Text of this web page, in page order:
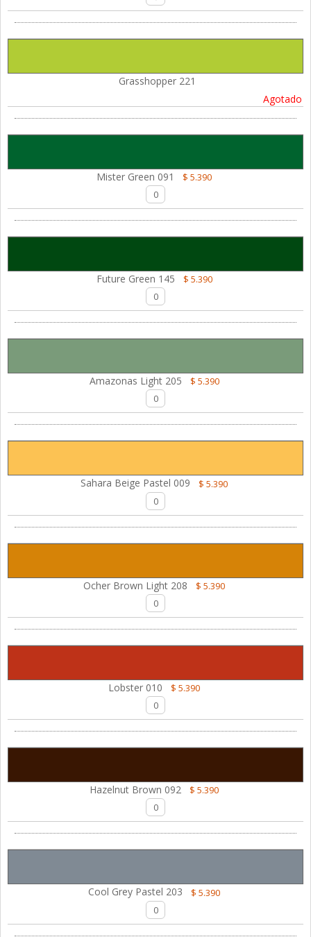
Grasshopper 221
Agotado
Mister Green 091 $ 5.390
Future Green 145 $ 5.390
Amazonas Light 205 $ 5.390
Sahara Beige Pastel 009 $ 5.390
Ocher Brown Light 208 $ 5.390
Lobster 010 $ 5.390
Hazelnut Brown 092 $ 5.390
Cool Grey Pastel 203 $ 5.390